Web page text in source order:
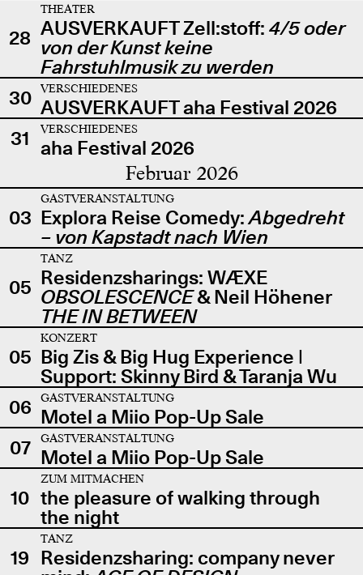
28
THEATER
AUSVERKAUFT Zell:stoff: 4/5 oder
von der Kunst keine
Fahrstuhlmusik zu werden
30
VERSCHIEDENES
AUSVERKAUFT aha Festival 2026
31
VERSCHIEDENES
aha Festival 2026
Februar 2026
03
GASTVERANSTALTUNG
Explora Reise Comedy:Abgedreht
– von Kapstadt nach Wien
05
TANZ
Residenzsharings: WÆXE
OBSOLESCENCE& Neil Höhener
THE IN BETWEEN
05
KONZERT
Big Zis & Big Hug Experience |
Support: Skinny Bird & Taranja Wu
06
GASTVERANSTALTUNG
Motel a Miio Pop-Up Sale
07
GASTVERANSTALTUNG
Motel a Miio Pop-Up Sale
10
ZUM MITMACHEN
the pleasure of walking through
the night
19
TANZ
Residenzsharing: company never